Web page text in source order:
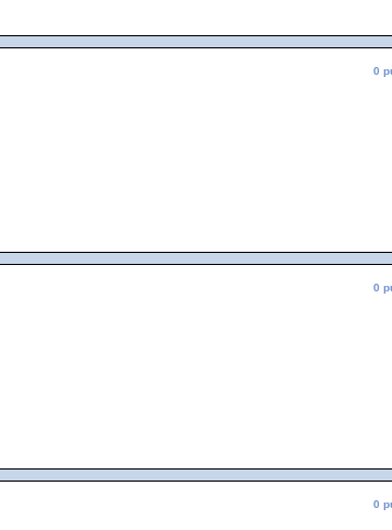
0
0
0